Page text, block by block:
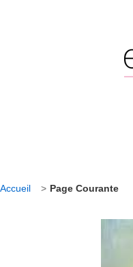
Accueil > Page Courante